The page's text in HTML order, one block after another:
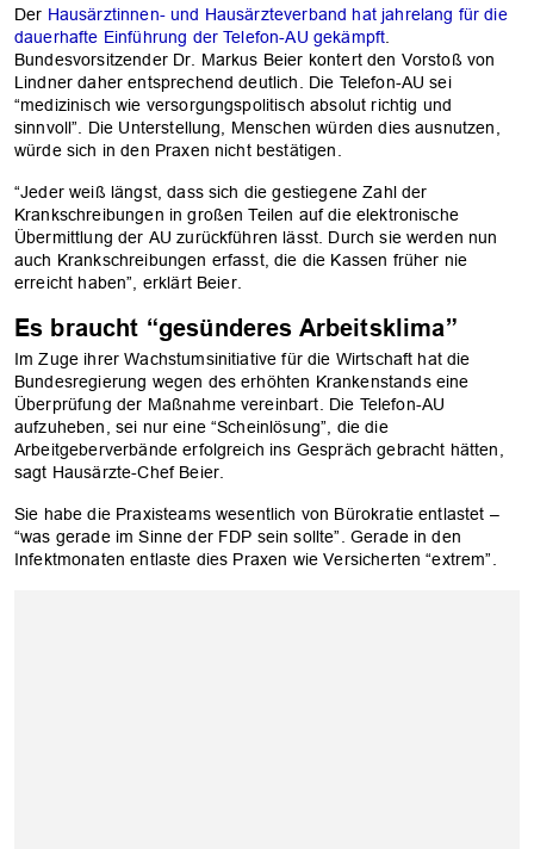
OK
Der Hausärztinnen- und Hausärzteverband hat jahrelang für die
dauerhafte Einführung der Telefon-AU gekämpft.
Bundesvorsitzender Dr. Markus Beier kontert den Vorstoß von
Lindner daher entsprechend deutlich. Die Telefon-AU sei
“medizinisch wie versorgungspolitisch absolut richtig und
sinnvoll”. Die Unterstellung, Menschen würden dies ausnutzen,
würde sich in den Praxen nicht bestätigen.
“Jeder weiß längst, dass sich die gestiegene Zahl der
Krankschreibungen in großen Teilen auf die elektronische
Übermittlung der AU zurückführen lässt. Durch sie werden nun
auch Krankschreibungen erfasst, die die Kassen früher nie
erreicht haben”, erklärt Beier.
Es braucht “gesünderes Arbeitsklima”
Im Zuge ihrer Wachstumsinitiative für die Wirtschaft hat die
Bundesregierung wegen des erhöhten Krankenstands eine
Überprüfung der Maßnahme vereinbart. Die Telefon-AU
aufzuheben, sei nur eine “Scheinlösung”, die die
Arbeitgeberverbände erfolgreich ins Gespräch gebracht hätten,
sagt Hausärzte-Chef Beier.
Sie habe die Praxisteams wesentlich von Bürokratie entlastet –
“was gerade im Sinne der FDP sein sollte”. Gerade in den
Infektmonaten entlaste dies Praxen wie Versicherten “extrem”.